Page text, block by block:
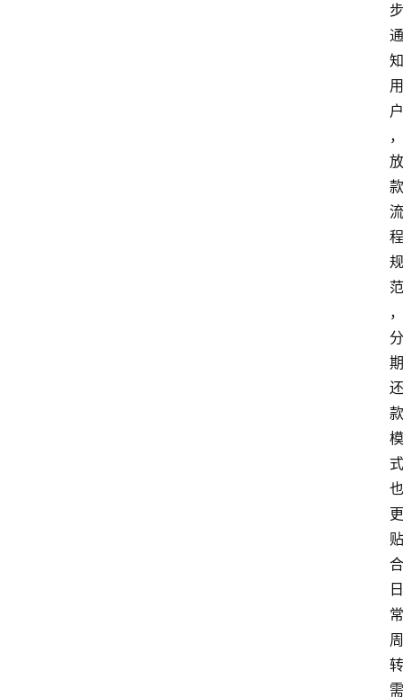
步
通
知
用
户
，
放
款
流
程
规
范
，
分
期
还
款
模
式
也
更
贴
合
日
常
周
转
需